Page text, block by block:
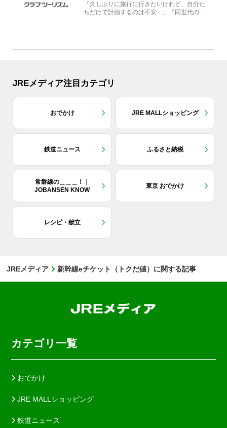
「久しぶりに旅行に行きたいけれど、自分た
ちだけで計画するのは不安…」「同世代の方
JREメディア注目カテゴリ
おでかけ JRE MALLショッピング
鉄道ニュース ふるさと納税
常磐線の＿＿＿！｜
JOBANSEN KNOW
東京 おでかけ
レシピ・献立
JREメディア 新幹線eチケット（トクだ値）に関する記事
カテゴリ一覧
おでかけ
JRE MALLショッピング
鉄道ニュース